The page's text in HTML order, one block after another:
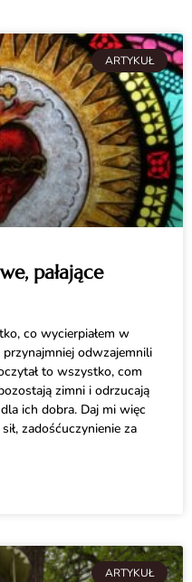
ARTYKUŁ
pałające
co wycierpiałem w
odwzajemnili
to wszystko, com
zimni i odrzucają
ich dobra. Daj mi więc
zadośćuczynienie za
ARTYKUŁ